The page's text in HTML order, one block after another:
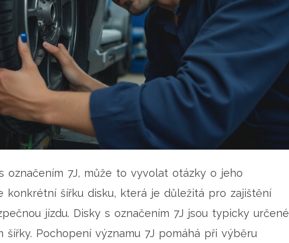
označením 7J, může to vyvolat otázky o jeho
konkrétní šířku disku, která je důležitá pro zajištění
jízdu. Disky s označením 7J jsou typicky určené
Pochopení významu 7J pomáhá při výběru